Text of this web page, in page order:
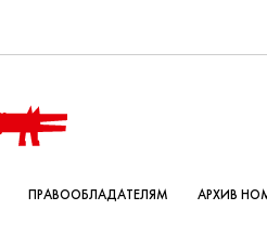
ПРАВООБЛАДАТЕЛЯМ АРХИВ